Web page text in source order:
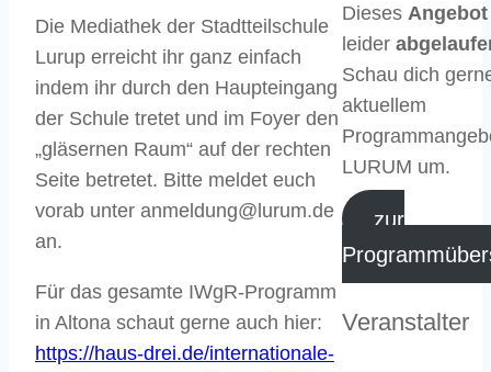
Die Mediathek der Stadtteilschule
Lurup erreicht ihr ganz einfach
indem ihr durch den Haupteingang
der Schule tretet und im Foyer den
„gläsernen Raum“ auf der rechten
Seite betretet. Bitte meldet euch
vorab unter anmeldung@lurum.de
an.
Für das gesamte IWgR-Programm
in Altona schaut gerne auch hier:
https://haus-drei.de/internationale-
Dieses Angebot
leider
Schau dich
aktuellem
LURUM um.
zur
Veranstalter